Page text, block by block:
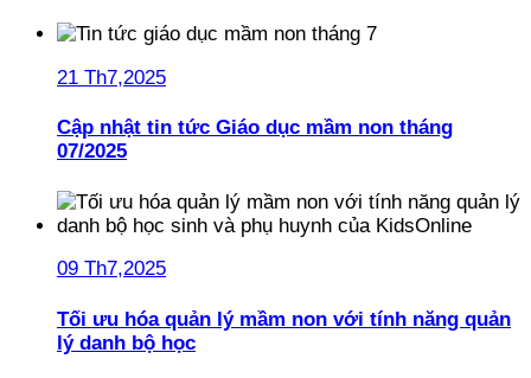
21 Th7,2025
Cập nhật tin tức Giáo dục mầm non tháng
07/2025
09 Th7,2025
Tối ưu hóa quản lý mầm non với tính năng quản
lý danh bộ học